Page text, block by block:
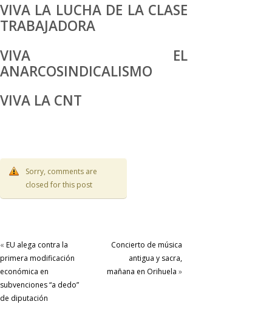
VIVA LA LUCHA DE LA CLASE
TRABAJADORA
VIVA EL
ANARCOSINDICALISMO
VIVA LA CNT
Sorry, comments are
closed for this post
« EU alega contra la
primera modificación
económica en
subvenciones “a dedo”
de diputación
Concierto de música
antigua y sacra,
mañana en Orihuela »